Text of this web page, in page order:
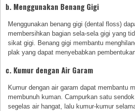
b. Menggunakan Benang Gigi
Menggunakan benang gigi (dental floss)
membersihkan bagian sela-sela gigi yang
sikat gigi. Benang gigi membantu
plak yang dapat menyebabkan
c. Kumur dengan Air Garam
Kumur dengan air garam dapat membantu
membunuh kuman. Campurkan satu
segelas air hangat, lalu kumur-kumur